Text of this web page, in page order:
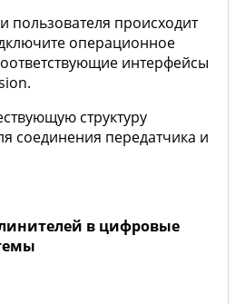
пользователя происходит
операционное
интерфейсы
структуру
соединения передатчика и
в цифровые